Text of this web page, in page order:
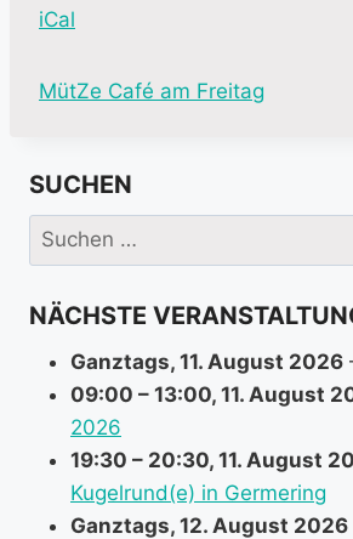
iCal
M
e
i
n
o
MütZe Café am Freitag
SUCHEN
Suchen
nach:
NÄCHSTE
Ganztags, 11. August 2026
09:00 – 13:00, 11. August
2026
19:30 – 20:30, 11. August
Kugelrund(e) in Germering
Ganztags, 12. August 2026